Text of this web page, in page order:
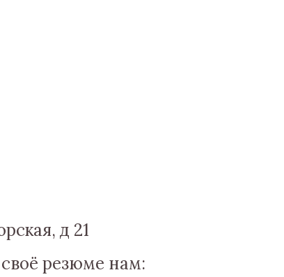
д 21
резюме нам: